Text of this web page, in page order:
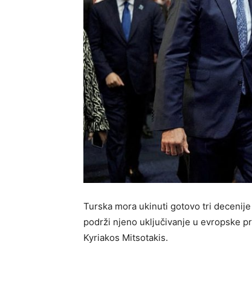
Turska mora ukinuti gotovo tri
podrži njeno uključivanje u evropske
Kyriakos Mitsotakis.